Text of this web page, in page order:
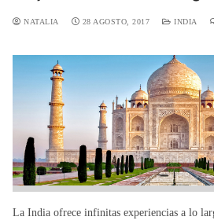
NATALIA 28 AGOSTO, 2017 INDIA
La India ofrece infinitas experiencias a lo